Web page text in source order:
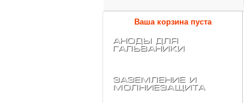
Ваша корзина пуста
АНОДЫ для
ГАЛЬВАНИКИ
Заземление и
Молниезащита